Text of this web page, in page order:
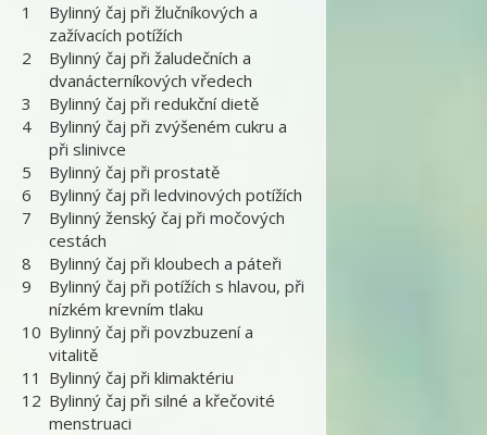
1
Bylinný čaj při žlučníkových a
zažívacích potížích
2
Bylinný čaj při žaludečních a
dvanácterníkových vředech
3
Bylinný čaj při redukční dietě
4
Bylinný čaj při zvýšeném cukru a
při slinivce
5
Bylinný čaj při prostatě
6
Bylinný čaj při ledvinových potížích
7
Bylinný ženský čaj při močových
cestách
8
Bylinný čaj při kloubech a páteři
9
Bylinný čaj při potížích s hlavou, při
nízkém krevním tlaku
10 Bylinný čaj při povzbuzení a
vitalitě
11 Bylinný čaj při klimaktériu
12 Bylinný čaj při silné a křečovité
menstruaci